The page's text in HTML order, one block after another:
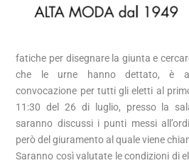
fatiche per disegnare la giunta e
che le urne hanno dettato, è
convocazione per tutti gli eletti al
11:30 del 26 di luglio, presso la
saranno discussi i punti messi
però del giuramento al quale viene
Saranno così valutate le condizioni di